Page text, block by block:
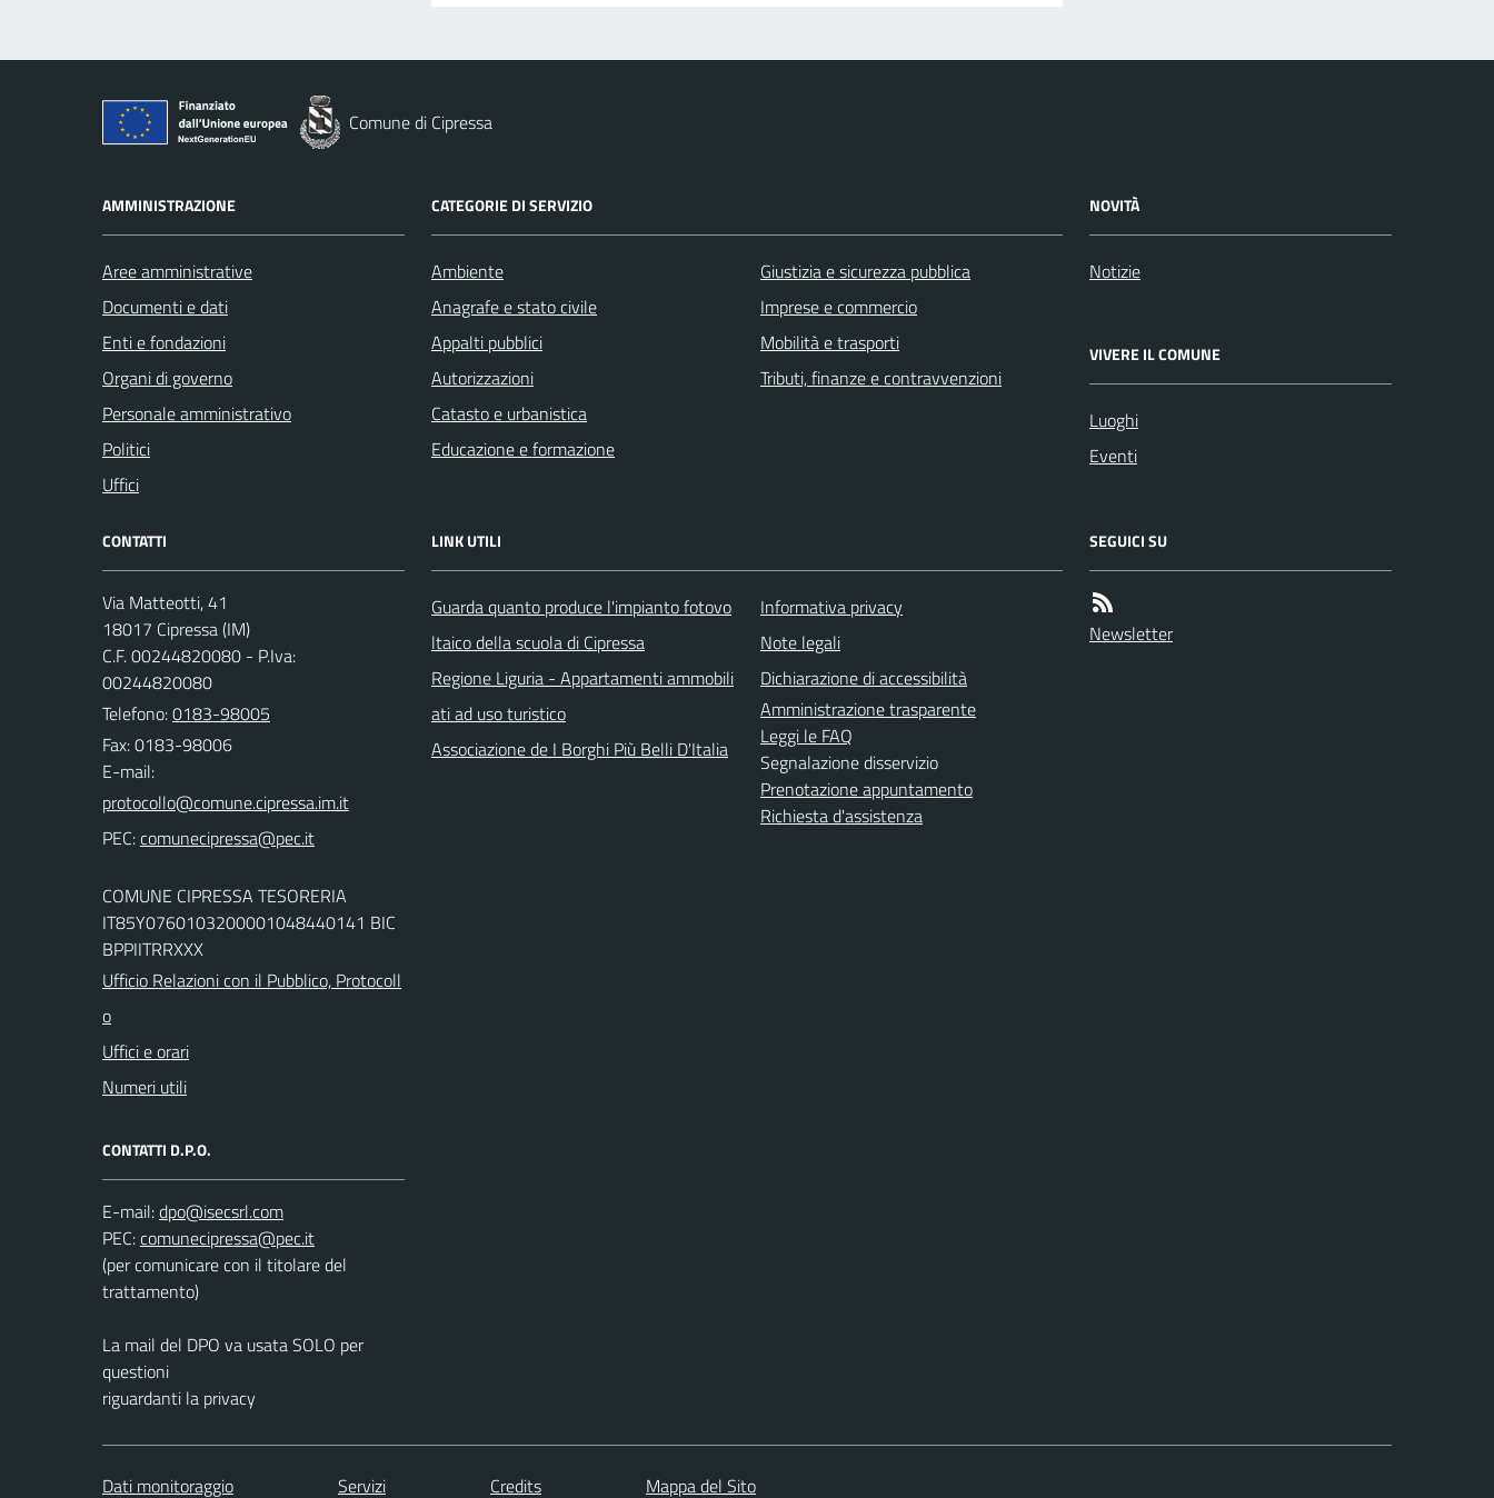
Comune di Cipressa
AMMINISTRAZIONE
Aree amministrative
Documenti e dati
Enti e fondazioni
Organi di governo
Personale amministrativo
Politici
Uffici
CATEGORIE DI SERVIZIO
Ambiente
Anagrafe e stato civile
Appalti pubblici
Autorizzazioni
Catasto e urbanistica
Educazione e formazione
Giustizia e sicurezza pubblica
Imprese e commercio
Mobilità e trasporti
Tributi, finanze e contravvenzioni
NOVITÀ
Notizie
VIVERE IL COMUNE
Luoghi
Eventi
CONTATTI
Via Matteotti, 41
18017 Cipressa (IM)
C.F. 00244820080 - P.Iva:
00244820080
Telefono:0183-98005
Fax: 0183-98006
E-mail:
PEC:
COMUNE CIPRESSA TESORERIA
IT85Y0760103200001048440141 BIC
BPPIITRRXXX
Ufficio Relazioni con il Pubblico, Protocoll
o
Uffici e orari
Numeri utili
CONTATTI D.P.O.
E-mail:
PEC:
(per comunicare con il titolare del
trattamento)
La mail del DPO va usata SOLO per
questioni
riguardanti la privacy
LINK UTILI
Guarda quanto produce l'impianto fotovo
ltaico della scuola di Cipressa
Regione Liguria - Appartamenti ammobili
ati ad uso turistico
Associazione de I Borghi Più Belli D'Italia
Informativa privacy
Note legali
Dichiarazione di accessibilità
Amministrazione trasparente
Leggi le FAQ
Segnalazione disservizio
Prenotazione appuntamento
Richiesta d'assistenza
SEGUICI SU
Newsletter
Dati monitoraggio Servizi Credits Mappa del Sito